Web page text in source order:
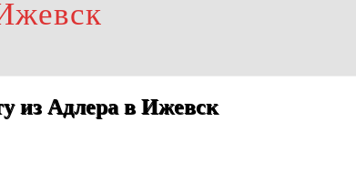
из Адлера в Ижевск